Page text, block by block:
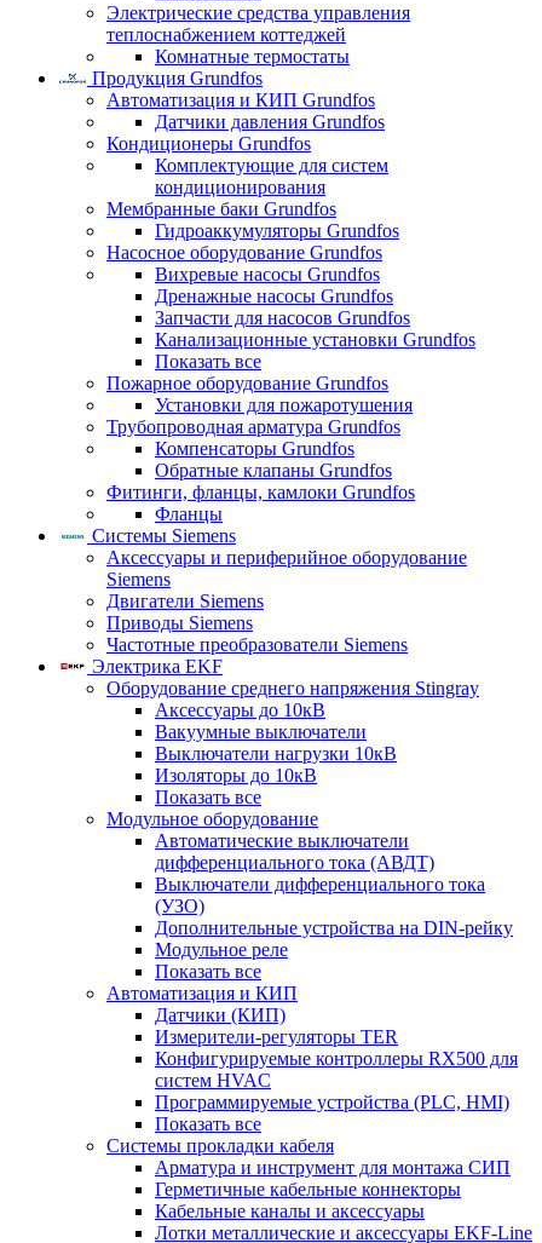
Электрические средства управления
теплоснабжением коттеджей
Комнатные термостаты
Продукция Grundfos
Автоматизация и КИП Grundfos
Датчики давления Grundfos
Кондиционеры Grundfos
Комплектующие для систем
кондиционирования
Мембранные баки Grundfos
Гидроаккумуляторы Grundfos
Насосное оборудование Grundfos
Вихревые насосы Grundfos
Дренажные насосы Grundfos
Запчасти для насосов Grundfos
Канализационные установки Grundfos
Показать все
Пожарное оборудование Grundfos
Установки для пожаротушения
Трубопроводная арматура Grundfos
Компенсаторы Grundfos
Обратные клапаны Grundfos
Фитинги, фланцы, камлоки Grundfos
Фланцы
Системы Siemens
Аксессуары и периферийное оборудование
Siemens
Двигатели Siemens
Приводы Siemens
Частотные преобразователи Siemens
Электрика EKF
Оборудование среднего напряжения Stingray
Аксессуары до 10кВ
Вакуумные выключатели
Выключатели нагрузки 10кВ
Изоляторы до 10кВ
Показать все
Модульное оборудование
Автоматические выключатели
дифференциального тока (АВДТ)
Выключатели дифференциального тока
(УЗО)
Дополнительные устройства на DIN-рейку
Модульное реле
Показать все
Автоматизация и КИП
Датчики (КИП)
Измерители-регуляторы TER
Конфигурируемые контроллеры RX500 для
систем HVAC
Программируемые устройства (PLC, HMI)
Показать все
Системы прокладки кабеля
Арматура и инструмент для монтажа СИП
Герметичные кабельные коннекторы
Кабельные каналы и аксессуары
Лотки металлические и аксессуары EKF-Line